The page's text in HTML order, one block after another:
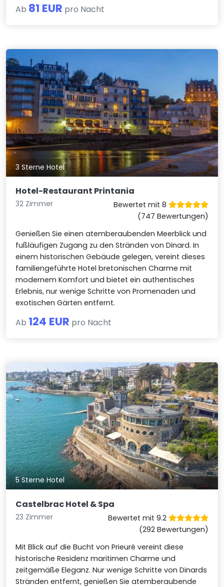
Ab 81 EUR pro Nacht
3 Sterne Hotel
Hotel-Restaurant Printania
32 Zimmer
Bewertet mit 8
(747 Bewertungen)
Genießen Sie einen atemberaubenden Meerblick und
fußläufigen Zugang zu den Stränden von Dinard. In
einem historischen Gebäude gelegen, vereint dieses
familiengeführte Hotel bretonischen Charme mit
modernem Komfort und bietet ein authentisches
Erlebnis, nur wenige Schritte von Promenaden und
exotischen Gärten entfernt.
Ab 124 EUR pro Nacht
5 Sterne Hotel
Castelbrac Hotel & Spa
23 Zimmer
Bewertet mit 9.2
(292 Bewertungen)
Mit Blick auf die Bucht von Prieuré vereint diese
historische Residenz maritimen Charme und
zeitgemäße Eleganz. Nur wenige Schritte von Dinards
Stränden entfernt, genießen Sie atemberaubende